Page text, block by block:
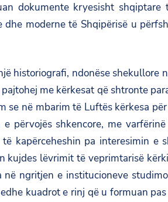
dokumente kryesisht
moderne të Shqipërisë u
historiografi, ndonëse
me kërkesat që shtronte
se në mbarim të Luftës kërkesa
përvojës shkencore, me
kapërceheshin pa interesimin
kujdes lëvrimit të veprimtarisë
ngritjen e institucioneve
kuadrot e rinj që u formuan